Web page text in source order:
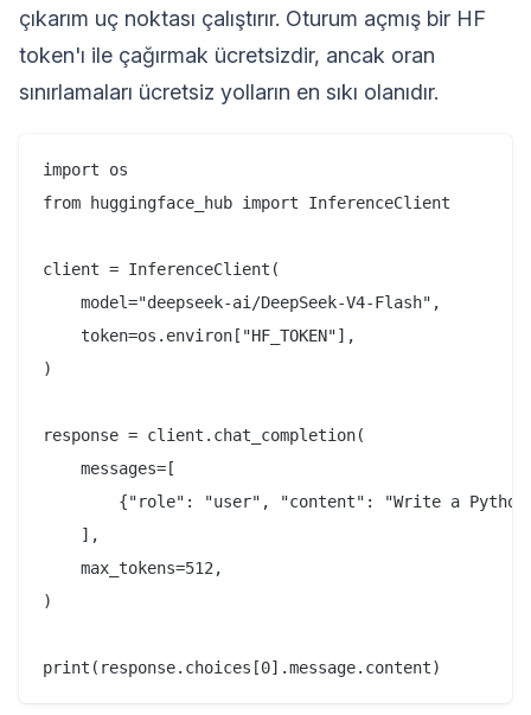
çıkarım uç noktası çalıştırır. Oturum açmış bir HF
token'ı ile çağırmak ücretsizdir, ancak oran
sınırlamaları ücretsiz yolların en sıkı olanıdır.
import os
from huggingface_hub import InferenceClient
client = InferenceClient(
    model="deepseek-ai/DeepSeek-V4-Flash",
    token=os.environ["HF_TOKEN"],
)
response = client.chat_completion(
    messages=[
{"role": "user", "content": "Write a
    ],
    max_tokens=512,
)